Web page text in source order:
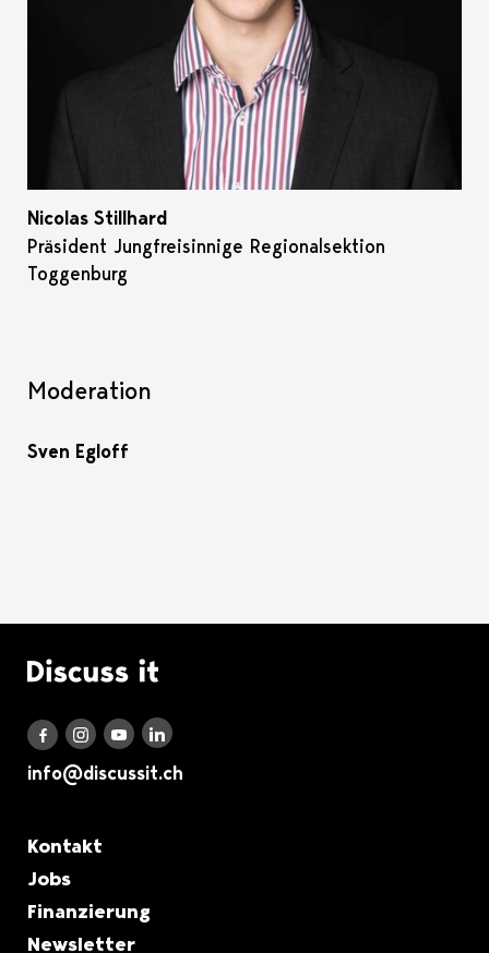
Nicolas Stillhard
Präsident Jungfreisinnige Regionalsektion
Toggenburg
Moderation
Sven Egloff
Logo Discuss it
Discuss it auf Facebook
Discuss it auf Instagram
Discuss it auf Youtube
Discuss it auf LinkedIn
info@discussit.ch
Metanavigation
Kontakt
Jobs
Finanzierung
Newsletter